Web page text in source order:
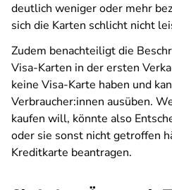
deutlich weniger oder mehr
sich die Karten schlicht nicht
Zudem benachteiligt die
Visa-Karten in der ersten
keine Visa-Karte haben und
Verbraucher:innen ausüben.
kaufen will, könnte also
oder sie sonst nicht getroffen
Kreditkarte beantragen.